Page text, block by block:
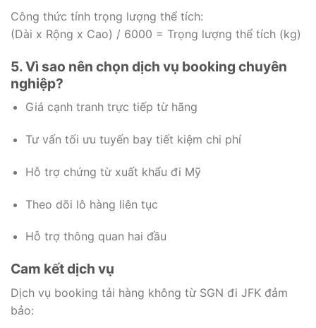
Công thức tính trọng lượng thể tích:
(Dài x Rộng x Cao) / 6000 = Trọng lượng thể tích (kg)
5. Vì sao nên chọn dịch vụ booking chuyên
nghiệp?
Giá cạnh tranh trực tiếp từ hãng
Tư vấn tối ưu tuyến bay tiết kiệm chi phí
Hỗ trợ chứng từ xuất khẩu đi Mỹ
Theo dõi lô hàng liên tục
Hỗ trợ thông quan hai đầu
Cam kết dịch vụ
Dịch vụ booking tải hàng không từ SGN đi JFK đảm
bảo: